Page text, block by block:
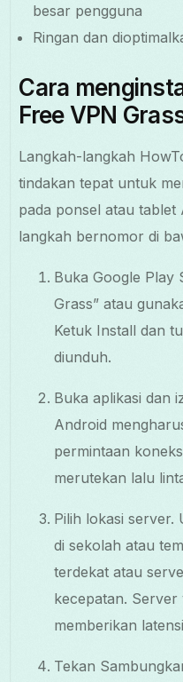
besar pengguna
Ringan dan
Cara
Free VPN
Langkah-langkah
tindakan tepat untuk
pada ponsel atau
langkah bernomor di
Buka Google Play
Grass” atau
Ketuk Install dan
diunduh.
Buka aplikasi dan
Android
permintaan
merutekan lalu
Pilih lokasi server.
di sekolah atau
terdekat atau
kecepatan. Server
memberikan
Tekan